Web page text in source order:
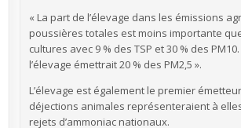
« La part de l’élevage dans les émissions
poussières totales est moins importante
cultures avec 9 % des TSP et 30 % des
l’élevage émettrait 20 % des PM2,5 ».
L’élevage est également le premier
déjections animales représenteraient à
rejets d’ammoniac nationaux.